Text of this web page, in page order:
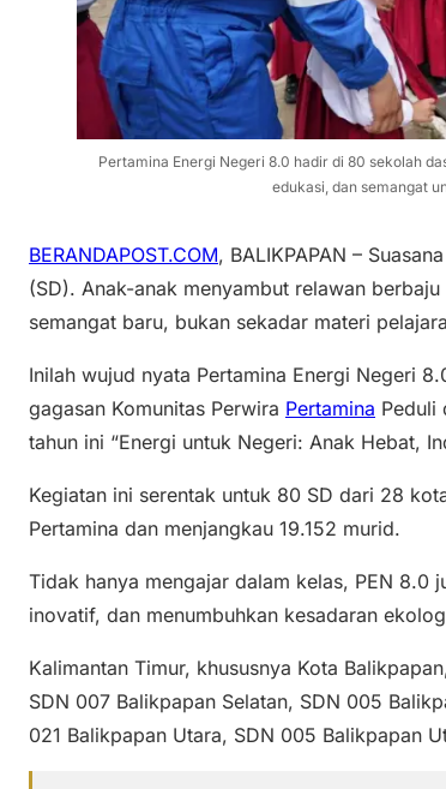
Pertamina Energi Negeri 8.0 hadir di 80 sekolah
edukasi, dan semangat
BERANDAPOST.COM, BALIKPAPAN –
(SD). Anak-anak menyambut relawan
semangat baru, bukan sekadar materi
Inilah wujud nyata Pertamina Energi Negeri
gagasan Komunitas Perwira Pertamina Peduli
tahun ini “Energi untuk Negeri: Anak Hebat,
Kegiatan ini serentak untuk 80 SD dari 28
Pertamina dan menjangkau 19.152 murid.
Tidak hanya mengajar dalam kelas, PEN 8.0
inovatif, dan menumbuhkan kesadaran
Kalimantan Timur, khususnya Kota
SDN 007 Balikpapan Selatan, SDN 005
021 Balikpapan Utara, SDN 005 Balikpapan